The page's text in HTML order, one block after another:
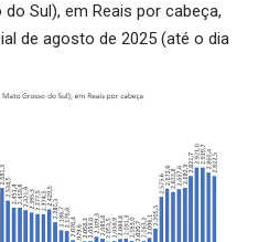
Sul), em Reais por cabeça,
de agosto de 2025 (até o dia